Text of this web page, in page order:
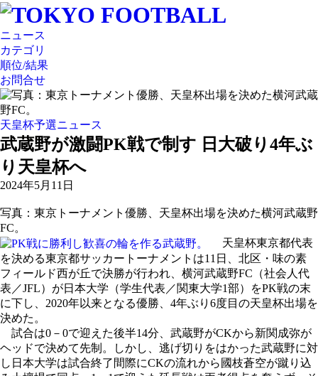
ニュース
カテゴリ
順位/結果
お問合せ
天皇杯予選ニュース
武蔵野が激闘PK戦で制す 日大破り4年ぶ
り天皇杯へ
2024年5月11日
写真：東京トーナメント優勝、天皇杯出場を決めた横河武蔵野
FC。
天皇杯東京都代表
を決める東京都サッカートーナメントは11日、北区・味の素
フィールド西が丘で決勝が行われ、横河武蔵野FC（社会人代
表／JFL）が日本大学（学生代表／関東大学1部）をPK戦の末
に下し、2020年以来となる優勝、4年ぶり6度目の天皇杯出場を
決めた。
試合は0－0で迎えた後半14分、武蔵野がCKから新関成弥が
ヘッドで決めて先制。しかし、逃げ切りをはかった武蔵野に対
し日本大学は試合終了間際にCKの流れから國枝蒼空が蹴り込